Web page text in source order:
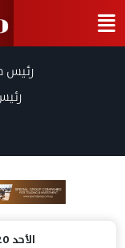
رئيس
الأحد 20 نوفمبر 2022 | 10:13 ص